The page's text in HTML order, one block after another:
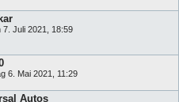
7. Juli 2021, 18:59
6. Mai 2021, 11:29
Autos